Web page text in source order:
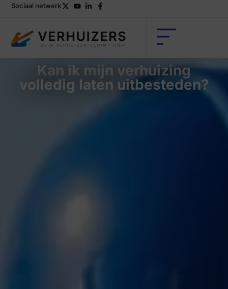
Sociaal netwerk
Kan ik mijn verhuizing
volledig laten uitbesteden?